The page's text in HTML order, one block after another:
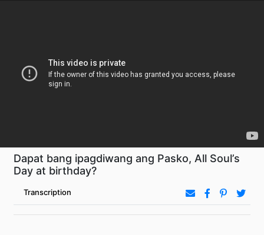
Dapat bang ipagdiwang ang Pasko, All Soul’s
Day at birthday?
Transcription